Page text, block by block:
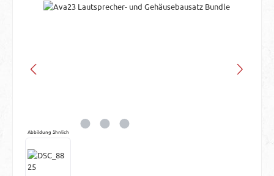
Bildergalerie überspringen
Abbildung ähnlich